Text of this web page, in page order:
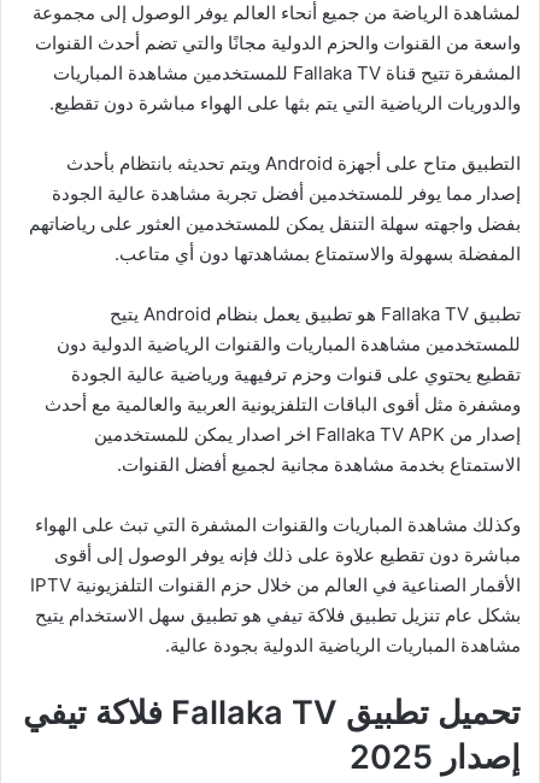
لمشاهدة الرياضة من جميع أنحاء العالم يوفر الوصول إلى مجموعة
واسعة من القنوات والحزم الدولية مجانًا والتي تضم أحدث القنوات
المشفرة تتيح قناة Fallaka TV للمستخدمين مشاهدة المباريات
والدوريات الرياضية التي يتم بثها على الهواء مباشرة دون تقطيع.
التطبيق متاح على أجهزة Android ويتم تحديثه بانتظام بأحدث
إصدار مما يوفر للمستخدمين أفضل تجربة مشاهدة عالية الجودة
بفضل واجهته سهلة التنقل يمكن للمستخدمين العثور على رياضاتهم
المفضلة بسهولة والاستمتاع بمشاهدتها دون أي متاعب.
تطبيق Fallaka TV هو تطبيق يعمل بنظام Android يتيح
للمستخدمين مشاهدة المباريات والقنوات الرياضية الدولية دون
تقطيع يحتوي على قنوات وحزم ترفيهية ورياضية عالية الجودة
ومشفرة مثل أقوى الباقات التلفزيونية العربية والعالمية مع أحدث
إصدار من Fallaka TV APK اخر اصدار يمكن للمستخدمين
الاستمتاع بخدمة مشاهدة مجانية لجميع أفضل القنوات.
وكذلك مشاهدة المباريات والقنوات المشفرة التي تبث على الهواء
مباشرة دون تقطيع علاوة على ذلك فإنه يوفر الوصول إلى أقوى
الأقمار الصناعية في العالم من خلال حزم القنوات التلفزيونية IPTV
بشكل عام تنزيل تطبيق فلاكة تيفي هو تطبيق سهل الاستخدام يتيح
مشاهدة المباريات الرياضية الدولية بجودة عالية.
تحميل تطبيق Fallaka TV فلاكة تيفي
إصدار 2025